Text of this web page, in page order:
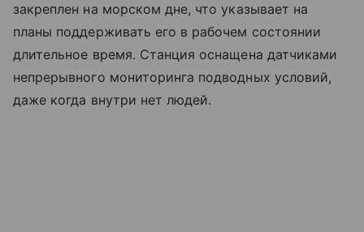
закреплен на морском дне, что указывает на
планы поддерживать его в рабочем состоянии
длительное время. Станция оснащена датчиками
непрерывного мониторинга подводных условий,
даже когда внутри нет людей.